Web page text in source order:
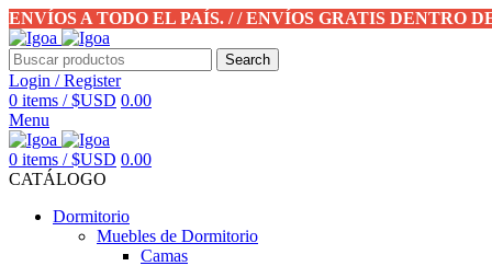
ENVÍOS A TODO EL PAÍS. / / ENVÍOS GRATIS DENTRO
Search
Login / Register
0 items / $USD 0.00
Menu
0 items / $USD 0.00
CATÁLOGO
Dormitorio
Muebles de Dormitorio
Camas